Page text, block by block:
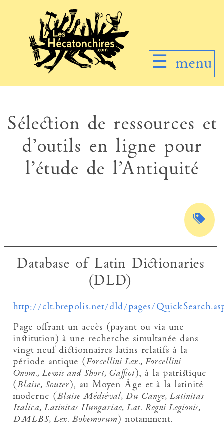
☰ menu
Sélection de ressources et
d’outils en ligne pour
l’étude de l’Antiquité
Database of Latin Dictionaries
(DLD)
http://clt.brepolis.net/dld/pages/
Page offrant un accès (payant ou via une
institution) à une recherche simultanée dans
vingt-neuf dictionnaires latins relatifs à la
période antique (Forcellini Lex., Forcellini
Onom., Lewis and Short, Gaffiot), à la patristique
(Blaise, Souter), au Moyen Âge et à la latinité
moderne (Blaise Médiéval, Du Cange, Latinitas
Italica, Latinitas Hungariae, Lat. Regni Legionis,
DMLBS, Lex. Bohemorum) notamment.